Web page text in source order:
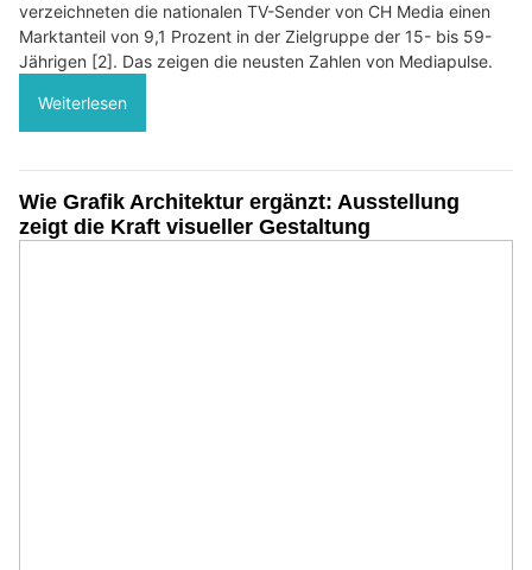
verzeichneten die nationalen TV-Sender von CH Media einen
Marktanteil von 9,1 Prozent in der Zielgruppe der 15- bis 59-
Jährigen [2]. Das zeigen die neusten Zahlen von Mediapulse.
Weiterlesen
Wie Grafik Architektur ergänzt: Ausstellung
zeigt die Kraft visueller Gestaltung